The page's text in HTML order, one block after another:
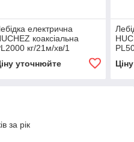
електрична
коаксіальна
кг/21м/хв/1
уточнюйте
за рік